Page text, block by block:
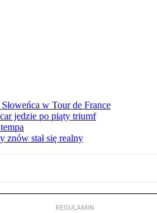
w Tour de France
jedzie po piąty triumf
znów stał się realny
REGULAMIN